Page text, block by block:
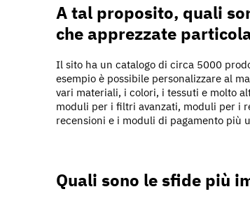
A tal proposito, quali
che apprezzate
Il sito ha un catalogo di circa 5000
esempio è possibile personalizzare al
vari materiali, i colori, i tessuti e molto
moduli per i filtri avanzati, moduli per i
recensioni e i moduli di pagamento più
Quali sono le sfide più